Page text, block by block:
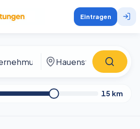
Eintragen
15 km